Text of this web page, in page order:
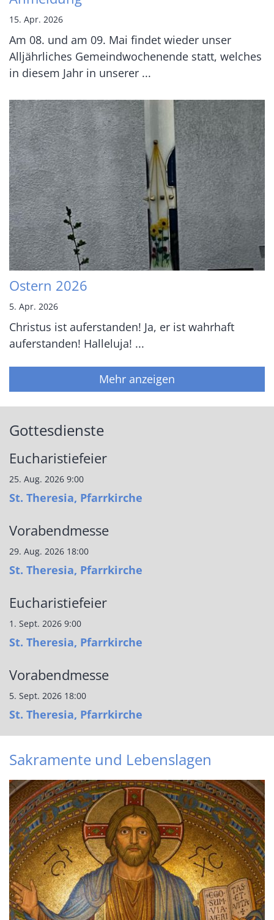
15. Apr. 2026
Am 08. und am 09. Mai findet wieder unser
Alljährliches Gemeindwochenende statt, welches
in diesem Jahr in unserer ...
Ostern 2026
5. Apr. 2026
Christus ist auferstanden! Ja, er ist wahrhaft
auferstanden! Halleluja! ...
Mehr anzeigen
Gottesdienste
Eucharistiefeier
25. Aug. 2026 9:00
St. Theresia, Pfarrkirche
Vorabendmesse
29. Aug. 2026 18:00
St. Theresia, Pfarrkirche
Eucharistiefeier
1. Sept. 2026 9:00
St. Theresia, Pfarrkirche
Vorabendmesse
5. Sept. 2026 18:00
St. Theresia, Pfarrkirche
Sakramente und Lebenslagen